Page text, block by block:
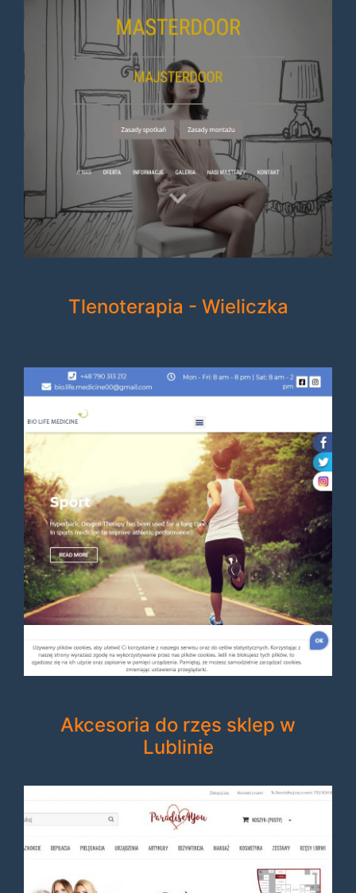
Tlenoterapia - Wieliczka
Akcesoria do rzęs sklep w
Lublinie